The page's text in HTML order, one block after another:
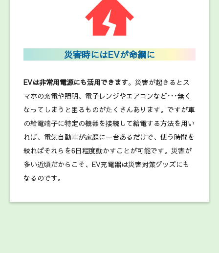
災害時にはEVが命綱に
EVは非常用電源にも活用できます。災害が起きるとス
マホの充電や照明、電子レンジやエアコンなど･･･無く
なってしまうと困るものがたくさんあります。ですが車
の給電端子に特定の機器を接続して給電する方法を用い
れば、電気自動車が家庭に一台あるだけで、使う時間を
絞ればそれらを6日程度動かすことが可能です。災害が
多い近頃だからこそ、EV充電器は災害対策グッズにも
なるのです。